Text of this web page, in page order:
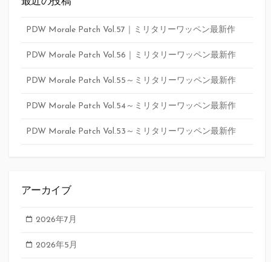
PDW Morale Patch Vol.57｜ミリタリーワッペン最新作
PDW Morale Patch Vol.56｜ミリタリーワッペン最新作
PDW Morale Patch Vol.55～ミリタリーワッペン最新作
PDW Morale Patch Vol.54～ミリタリーワッペン最新作
PDW Morale Patch Vol.53～ミリタリーワッペン最新作
アーカイブ
2026年7月
2026年5月